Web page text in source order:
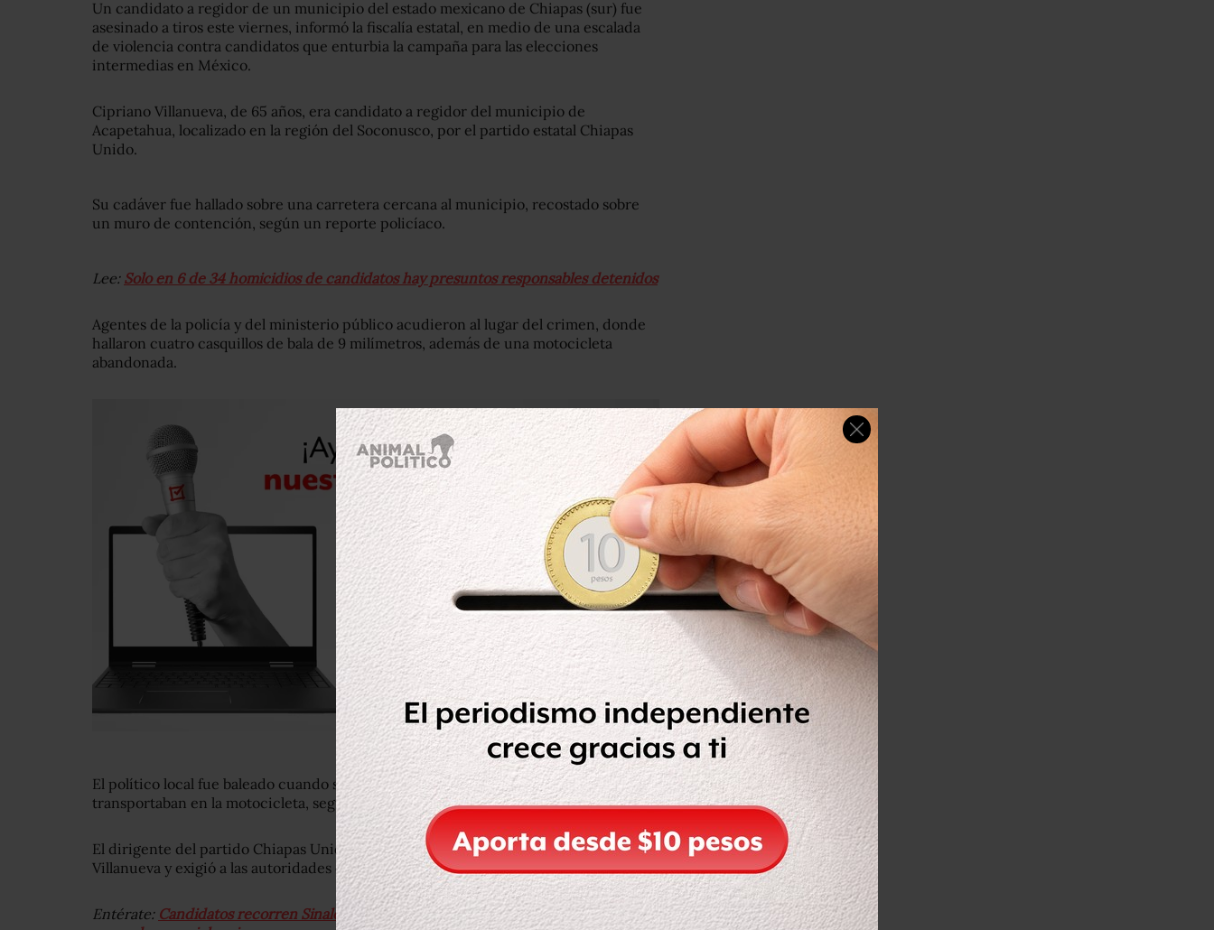
Un candidato a regidor de un municipio del estado mexicano de Chiapas (sur) fue
asesinado a tiros este viernes, informó la fiscalía estatal, en medio de una escalada
de violencia contra candidatos que enturbia la campaña para las elecciones
intermedias en México.
Cipriano Villanueva, de 65 años, era candidato a regidor del municipio de
Acapetahua, localizado en la región del Soconusco, por el partido estatal Chiapas
Unido.
Su cadáver fue hallado sobre una carretera cercana al municipio, recostado sobre
un muro de contención, según un reporte policíaco.
Lee: Solo en 6 de 34 homicidios de candidatos hay presuntos responsables detenidos
Agentes de la policía y del ministerio público acudieron al lugar del crimen, donde
hallaron cuatro casquillos de bala de 9 milímetros, además de una motocicleta
abandonada.
El político local fue baleado cuando salía de su rancho por sujetos que se
transportaban en la motocicleta, según versiones recopiladas por la policía.
El dirigente del partido Chiapas Unido Conrado Cifuentes lamentó el homicidio de
Villanueva y exigió a las autoridades esclarecer los hechos.
Entérate: Candidatos recorren Sinaloa pero relegan zonas serranas y sindicaturas